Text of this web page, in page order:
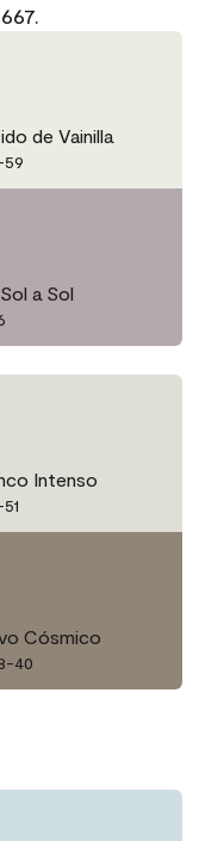
de Vainilla
a Sol
Intenso
Cósmico
40